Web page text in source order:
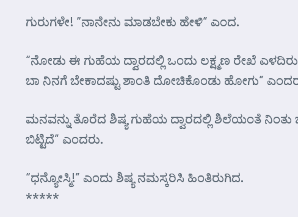
ಗುರುಗಳೇ! “ನಾನೇನು ಮಾಡಬೇಕು ಹೇಳಿ” ಎಂದ.
“ನೋಡು ಈ ಗುಹೆಯ ದ್ವಾರದಲ್ಲಿ ಒಂದು ಲಕ್ಷ್ಮಣ ರೇಖೆ
ಬಾ ನಿನಗೆ ಬೇಕಾದಷ್ಟು ಶಾಂತಿ ದೋಚಿಕೊಂಡು ಹೋಗು”
ಮನವನ್ನು ತೊರೆದ ಶಿಷ್ಯ ಗುಹೆಯ ದ್ವಾರದಲ್ಲಿ ಶಿಲೆಯಂತೆ ನಿಂತು
ಬಿಟ್ಟಿದೆ” ಎಂದರು.
“ಧನ್ಯೋಸ್ಮಿ!” ಎಂದು ಶಿಷ್ಯ ನಮಸ್ಕರಿಸಿ ಹಿಂತಿರುಗಿದ.
*****